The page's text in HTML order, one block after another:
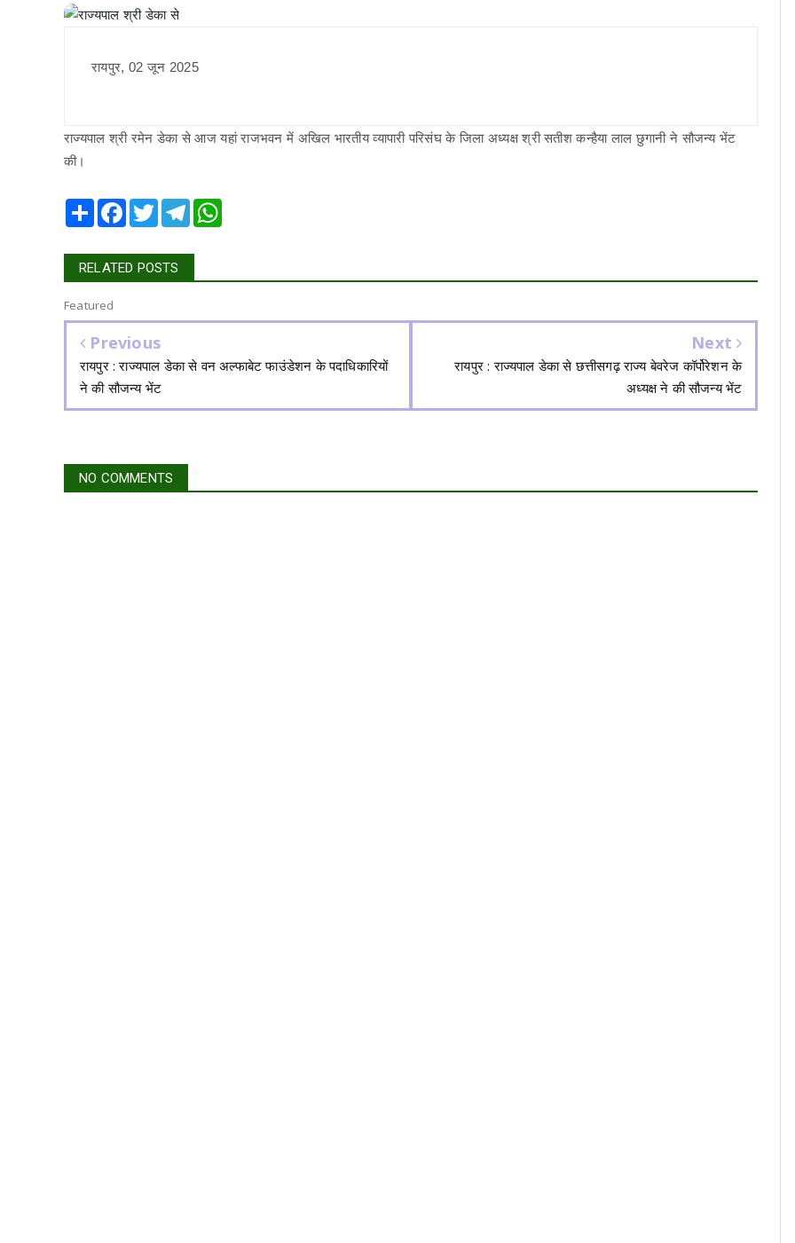
रायपुर, 02 जून 2025
राज्यपाल श्री रमेन डेका से आज यहां राजभवन में अखिल भारतीय व्यापारी परिसंघ के जिला अध्यक्ष श्री सतीश कन्हैया लाल छुगानी ने सौजन्य भेंट
की।
Share Facebook
TwitterTelegram
RELATED POSTS
Featured
Previous
रायपुर : राज्यपाल डेका से वन अल्फाबेट फाउंडेशन के पदाधिकारियों
ने की सौजन्य भेंट
Next
रायपुर : राज्यपाल डेका से छत्तीसगढ़ राज्य बेवरेज कॉर्पोरेशन के
अध्यक्ष ने की सौजन्य भेंट
NO COMMENTS